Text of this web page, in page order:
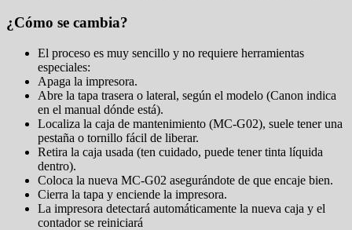
¿Cómo se cambia?
El proceso es muy sencillo y no requiere herramientas
especiales:
Apaga la impresora.
Abre la tapa trasera o lateral, según el modelo (Canon indica
en el manual dónde está).
Localiza la caja de mantenimiento (MC-G02), suele tener una
pestaña o tornillo fácil de liberar.
Retira la caja usada (ten cuidado, puede tener tinta líquida
dentro).
Coloca la nueva MC-G02 asegurándote de que encaje bien.
Cierra la tapa y enciende la impresora.
La impresora detectará automáticamente la nueva caja y el
contador se reiniciará